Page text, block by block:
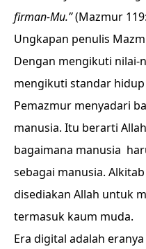
firman-Mu.”(Mazmur
Ungkapan penulis
Dengan mengikuti nilai-
mengikuti standar
Pemazmur menyadari
manusia. Itu berarti
bagaimana manusia
sebagai manusia.
disediakan Allah untuk
termasuk kaum muda.
Era digital adalah